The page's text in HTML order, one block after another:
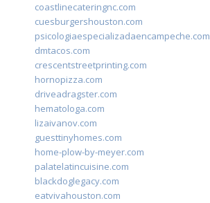
coastlinecateringnc.com
cuesburgershouston.com
psicologiaespecializadaencampeche.com
dmtacos.com
crescentstreetprinting.com
hornopizza.com
driveadragster.com
hematologa.com
lizaivanov.com
guesttinyhomes.com
home-plow-by-meyer.com
palatelatincuisine.com
blackdoglegacy.com
eatvivahouston.com